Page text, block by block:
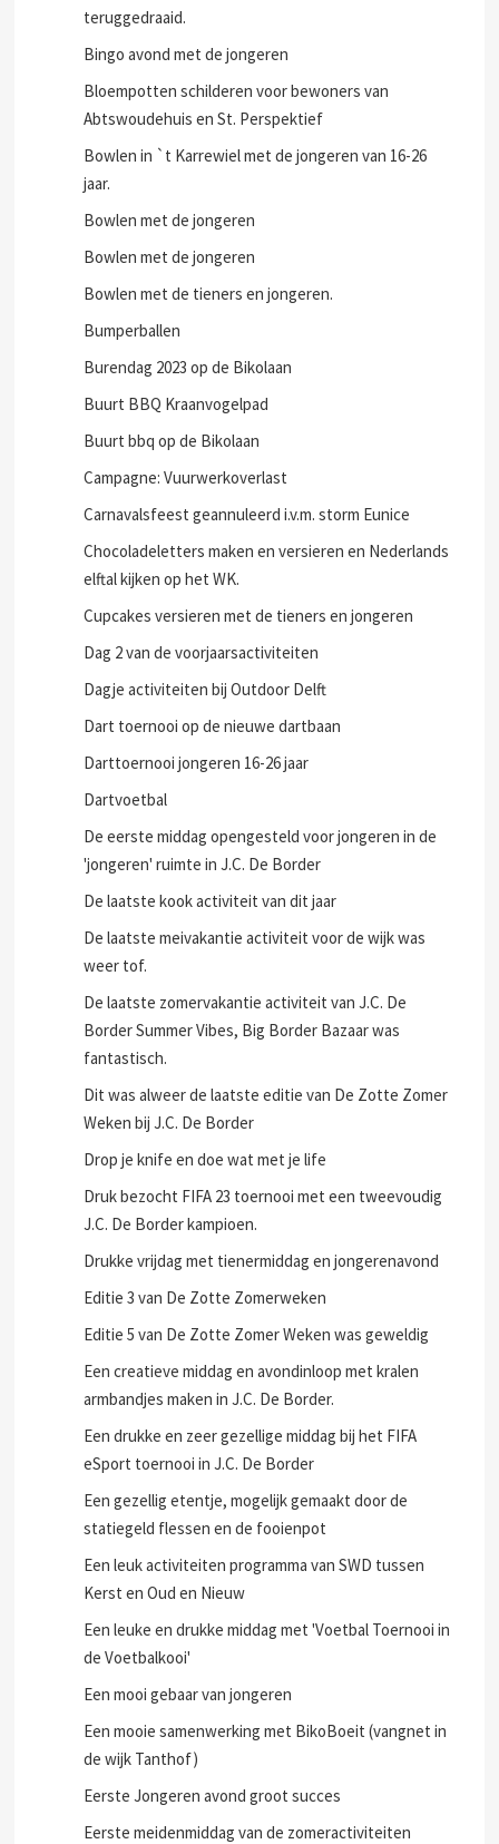
teruggedraaid.
Bingo avond met de jongeren
Bloempotten schilderen voor bewoners van
Abtswoudehuis en St. Perspektief
Bowlen in `t Karrewiel met de jongeren van 16-26
jaar.
Bowlen met de jongeren
Bowlen met de jongeren
Bowlen met de tieners en jongeren.
Bumperballen
Burendag 2023 op de Bikolaan
Buurt BBQ Kraanvogelpad
Buurt bbq op de Bikolaan
Campagne: Vuurwerkoverlast
Carnavalsfeest geannuleerd i.v.m. storm Eunice
Chocoladeletters maken en versieren en Nederlands
elftal kijken op het WK.
Cupcakes versieren met de tieners en jongeren
Dag 2 van de voorjaarsactiviteiten
Dagje activiteiten bij Outdoor Delft
Dart toernooi op de nieuwe dartbaan
Darttoernooi jongeren 16-26 jaar
Dartvoetbal
De eerste middag opengesteld voor jongeren in de
'jongeren' ruimte in J.C. De Border
De laatste kook activiteit van dit jaar
De laatste meivakantie activiteit voor de wijk was
weer tof.
De laatste zomervakantie activiteit van J.C. De
Border Summer Vibes, Big Border Bazaar was
fantastisch.
Dit was alweer de laatste editie van De Zotte Zomer
Weken bij J.C. De Border
Drop je knife en doe wat met je life
Druk bezocht FIFA 23 toernooi met een tweevoudig
J.C. De Border kampioen.
Drukke vrijdag met tienermiddag en jongerenavond
Editie 3 van De Zotte Zomerweken
Editie 5 van De Zotte Zomer Weken was geweldig
Een creatieve middag en avondinloop met kralen
armbandjes maken in J.C. De Border.
Een drukke en zeer gezellige middag bij het FIFA
eSport toernooi in J.C. De Border
Een gezellig etentje, mogelijk gemaakt door de
statiegeld flessen en de fooienpot
Een leuk activiteiten programma van SWD tussen
Kerst en Oud en Nieuw
Een leuke en drukke middag met 'Voetbal Toernooi in
de Voetbalkooi'
Een mooi gebaar van jongeren
Een mooie samenwerking met BikoBoeit (vangnet in
de wijk Tanthof)
Eerste Jongeren avond groot succes
Eerste meidenmiddag van de zomeractiviteiten